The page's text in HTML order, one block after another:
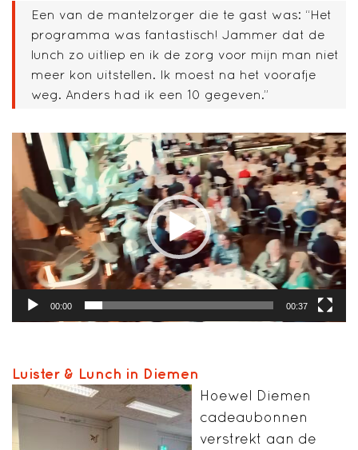
Een van de mantelzorger die te gast was: “Het
programma was fantastisch! Jammer dat de
lunch zo uitliep en ik de zorg voor mijn man niet
meer kon uitstellen. Ik moest na het voorafje
weg. Anders had ik een 10 gegeven.”
Videospeler
00:00 00:37
Luister & Lunch in Diemen
Hoewel Diemen
cadeaubonnen
verstrekt aan de